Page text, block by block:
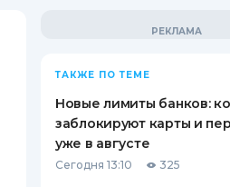
ТАКЖЕ ПО ТЕМЕ
Новые лимиты банков:
заблокируют карты и
уже в августе
Сегодня 13:10 325